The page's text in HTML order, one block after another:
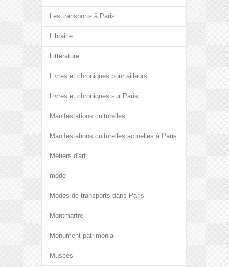
Les transports à Paris
Librairie
Littérature
Livres et chroniques pour ailleurs
Livres et chroniques sur Paris
Manifestations culturelles
Manifestations culturelles actuelles à Paris
Métiers d'art
mode
Modes de transports dans Paris
Montmartre
Monument patrimonial
Musées